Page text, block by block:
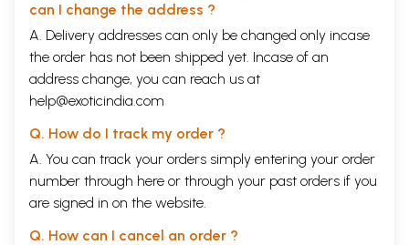
can I change the address ?
A. Delivery addresses can only be changed only incase
the order has not been shipped yet. Incase of an
address change, you can reach us at
help@exoticindia.com
Q. How do I track my order ?
A. You can track your orders simply entering your order
number through here or through your past orders if you
are signed in on the website.
Q. How can I cancel an order ?